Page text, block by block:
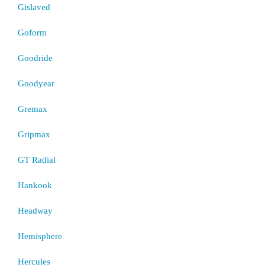
Gislaved
Goform
Goodride
Goodyear
Gremax
Gripmax
GT Radial
Hankook
Headway
Hemisphere
Hercules